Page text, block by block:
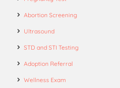
Abortion Screening
Ultrasound
STD and STI Testing
Adoption Referral
Wellness Exam